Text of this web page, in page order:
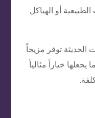
أو الهياكل
توفر مزيجاً
خياراً مثالياً